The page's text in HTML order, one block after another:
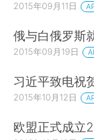
2015年09月11日
俄与白俄罗斯
2015年09月19日
习近平致电祝
2015年10月12日
欧盟正式成立